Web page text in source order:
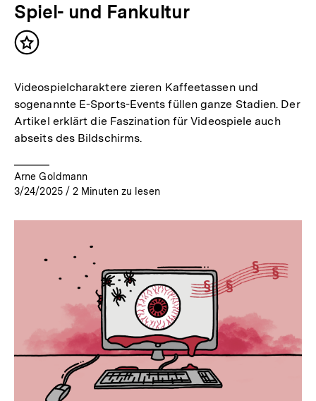
Spiel- und Fankultur
Inhalt
Videospielcharaktere zieren Kaffeetassen und
sogenannte E-Sports-Events füllen ganze Stadien. Der
Artikel erklärt die Faszination für Videospiele auch
abseits des Bildschirms.
Arne Goldmann
3/24/2025 / 2 Minuten zu lesen